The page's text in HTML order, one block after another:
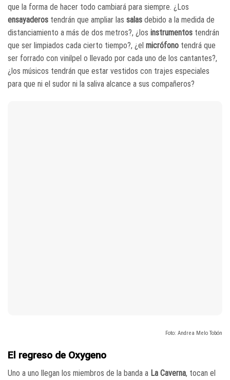
que la forma de hacer todo cambiará para siempre. ¿Los
ensayaderos tendrán que ampliar las salas debido a la medida de
distanciamiento a más de dos metros?, ¿los instrumentos tendrán
que ser limpiados cada cierto tiempo?, ¿el micrófono tendrá que
ser forrado con vinilpel o llevado por cada uno de los cantantes?,
¿los músicos tendrán que estar vestidos con trajes especiales
para que ni el sudor ni la saliva alcance a sus compañeros?
Foto: Andrea Melo Tobón
El regreso de Oxygeno
Uno a uno llegan los miembros de la banda a La Caverna, tocan el